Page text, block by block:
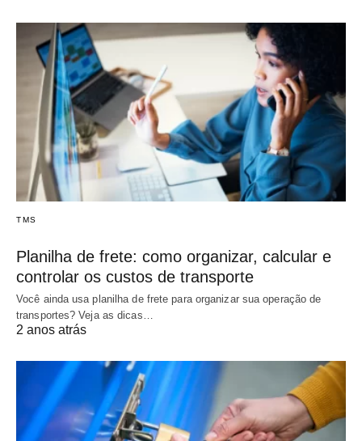
TMS
Planilha de frete: como organizar, calcular e
controlar os custos de transporte
Você ainda usa planilha de frete para organizar sua operação de
transportes? Veja as dicas…
2 anos atrás